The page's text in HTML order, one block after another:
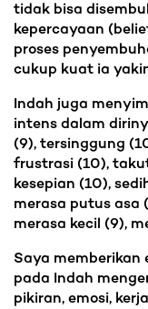
tidak bisa
kepercayaan
proses
cukup kuat ia
Indah juga
intens dalam
(9), tersinggung
frustrasi (10),
kesepian (10),
merasa putus asa
merasa kecil (9),
Saya memberikan
pada Indah
pikiran, emosi,